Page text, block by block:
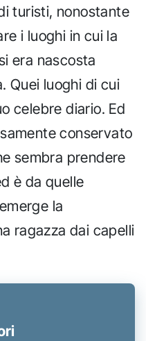
turisti, nonostante
i luoghi in cui la
era nascosta
Quei luoghi di cui
celebre diario. Ed
conservato
sembra prendere
è da quelle
la
ragazza dai capelli